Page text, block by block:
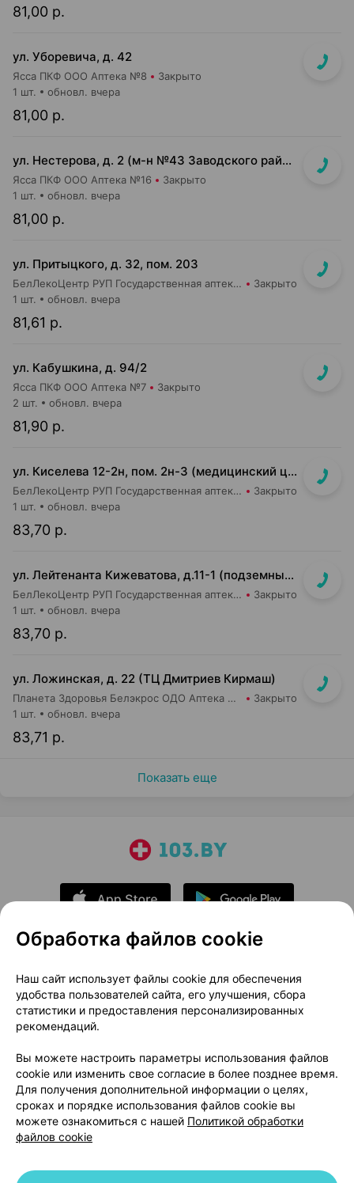
81,00 р.
ул. Уборевича, д. 42
Ясса ПКФ ООО Аптека №8 Закрыто
81,00 р.
1 шт. обновл. вчера
ул. Нестерова, д. 2 (м-н №43 Заводского райпищеторга)
Ясса ПКФ ООО Аптека №16 Закрыто
81,00 р.
1 шт. обновл. вчера
ул. Притыцкого, д. 32, пом. 203
БелЛекоЦентр РУП Государственная аптека №40 Закрыто
81,61 р.
1 шт. обновл. вчера
ул. Кабушкина, д. 94/2
Ясса ПКФ ООО Аптека №7 Закрыто
81,90 р.
2 шт. обновл. вчера
ул. Киселева 12-2н, пом. 2н-3 (медицинский центр "Горизонт", 3 этаж)
БелЛекоЦентр РУП Государственная аптека №52 Закрыто
83,70 р.
1 шт. обновл. вчера
ул. Лейтенанта Кижеватова, д.11-1 (подземный переход станции метро "Неморшанский сад")
БелЛекоЦентр РУП Государственная аптека №49 Закрыто
83,70 р.
1 шт. обновл. вчера
ул. Ложинская, д. 22 (ТЦ Дмитриев Кирмаш)
Планета Здоровья Белэкрос ОДО Аптека №3 Закрыто
83,71 р.
1 шт. обновл. вчера
Показать еще
О проекте
Новости проекта
Размещение рекламы
Медицинский маркетинг
Публичный договор
Доставка
Способы оплаты
Вакансии
Партнеры
Написать руководителю 103.by
Написать в поддержку
Персональные настройки Cookie
Обработка файлов cookie
Наш сайт использует файлы cookie для обеспечения
удобства пользователей сайта, его улучшения, сбора
статистики и предоставления персонализированных
рекомендаций.
Вы можете настроить параметры использования файлов
cookie или изменить свое согласие в более позднее время.
Для получения дополнительной информации о целях,
сроках и порядке использования файлов cookie вы
можете ознакомиться с нашей Политикой обработки
файлов cookie